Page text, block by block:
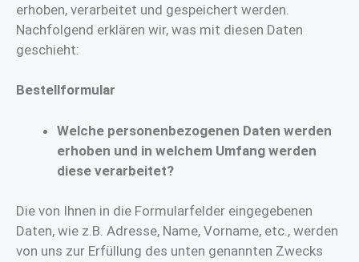
erhoben, verarbeitet und gespeichert werden.
Nachfolgend erklären wir, was mit diesen Daten
geschieht:
Bestellformular
Welche personenbezogenen Daten werden
erhoben und in welchem Umfang werden
diese verarbeitet?
Die von Ihnen in die Formularfelder eingegebenen
Daten, wie z.B. Adresse, Name, Vorname, etc., werden
von uns zur Erfüllung des unten genannten Zwecks